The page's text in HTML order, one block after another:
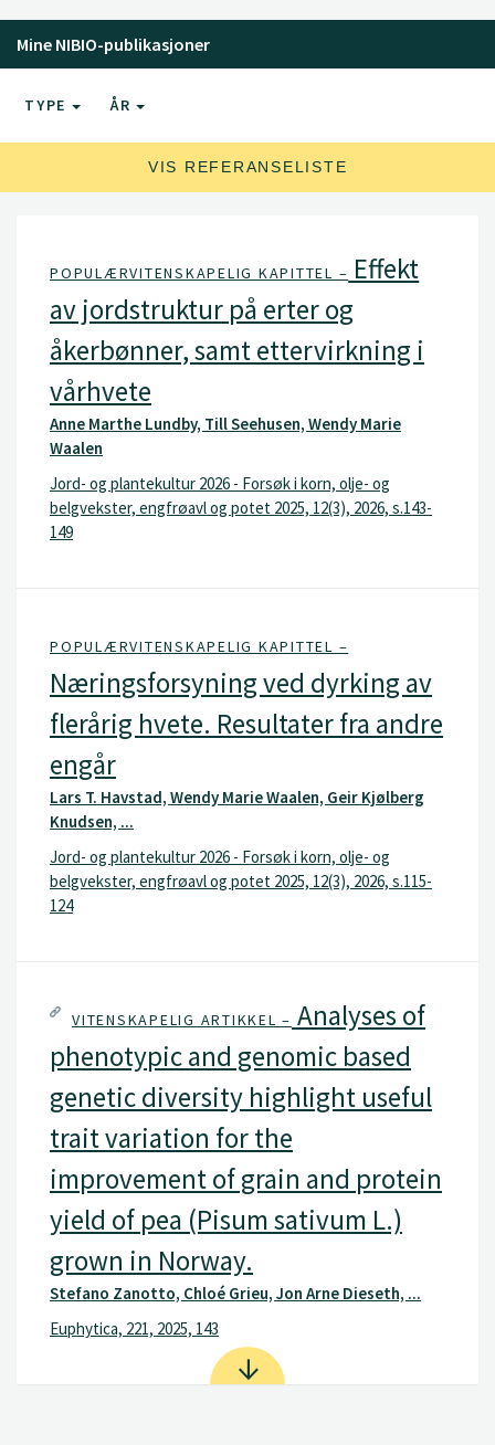
Mine NIBIO-publikasjoner
TYPE ÅR
VIS REFERANSELISTE
POPULÆRVITENSKAPELIG KAPITTEL – Effekt
av jordstruktur på erter og
åkerbønner, samt ettervirkning i
vårhvete
Anne Marthe Lundby, Till Seehusen, Wendy Marie
Waalen
Jord- og plantekultur 2026 - Forsøk i korn, olje- og
belgvekster, engfrøavl og potet 2025, 12(3), 2026, s.143-
149
POPULÆRVITENSKAPELIG KAPITTEL –
Næringsforsyning ved dyrking av
flerårig hvete. Resultater fra andre
engår
Lars T. Havstad, Wendy Marie Waalen, Geir Kjølberg
Knudsen, ...
Jord- og plantekultur 2026 - Forsøk i korn, olje- og
belgvekster, engfrøavl og potet 2025, 12(3), 2026, s.115-
124
VITENSKAPELIG ARTIKKEL – Analyses of
phenotypic and genomic based
genetic diversity highlight useful
trait variation for the
improvement of grain and protein
yield of pea (Pisum sativum L.)
grown in Norway.
Stefano Zanotto, Chloé Grieu, Jon Arne Dieseth, ...
Euphytica, 221, 2025, 143